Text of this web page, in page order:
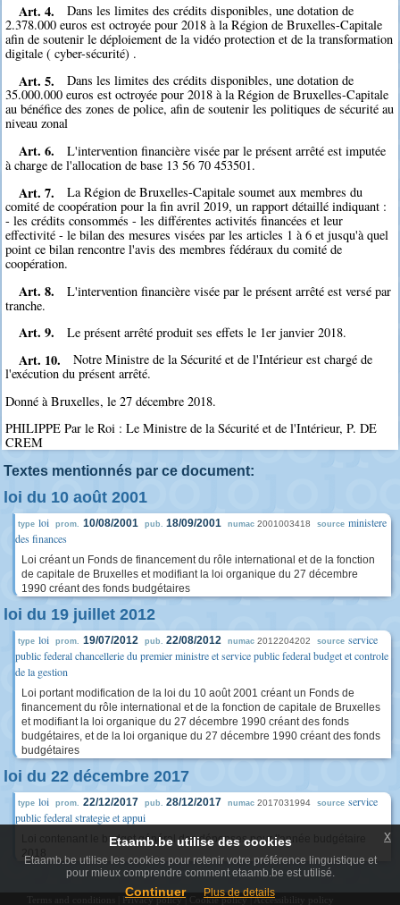
Art. 4.
Dans les limites des crédits disponibles, une dotation de
2.378.000 euros est octroyée pour 2018 à la Région de Bruxelles-Capitale
afin de soutenir le déploiement de la vidéo protection et de la transformation
digitale ( cyber-sécurité) .
Art. 5.
Dans les limites des crédits disponibles, une dotation de
35.000.000 euros est octroyée pour 2018 à la Région de Bruxelles-Capitale
au bénéfice des zones de police, afin de soutenir les politiques de sécurité au
niveau zonal
Art. 6.
L'intervention financière visée par le présent arrêté est imputée
à charge de l'allocation de base 13 56 70 453501.
Art. 7.
La Région de Bruxelles-Capitale soumet aux membres du
comité de coopération pour la fin avril 2019, un rapport détaillé indiquant :
- les crédits consommés - les différentes activités financées et leur
effectivité - le bilan des mesures visées par les articles 1 à 6 et jusqu'à quel
point ce bilan rencontre l'avis des membres fédéraux du comité de
coopération.
Art. 8.
L'intervention financière visée par le présent arrêté est versé par
tranche.
Art. 9. Le présent arrêté produit ses effets le 1er janvier 2018.
Art. 10.
Notre Ministre de la Sécurité et de l'Intérieur est chargé de
l'exécution du présent arrêté.
Donné à Bruxelles, le 27 décembre 2018.
PHILIPPE Par le Roi : Le Ministre de la Sécurité et de l'Intérieur, P. DE
CREM
Textes mentionnés par ce document:
loi du 10 août 2001
type loi prom. 10/08/2001 pub. 18/09/2001 numac 2001003418 source ministere
des finances
Loi créant un Fonds de financement du rôle international et de la fonction
de capitale de Bruxelles et modifiant la loi organique du 27 décembre
1990 créant des fonds budgétaires
loi du 19 juillet 2012
type loi prom. 19/07/2012 pub. 22/08/2012 numac 2012204202 source service
public federal chancellerie du premier ministre et service public federal budget et controle
de la gestion
Loi portant modification de la loi du 10 août 2001 créant un Fonds de
financement du rôle international et de la fonction de capitale de Bruxelles
et modifiant la loi organique du 27 décembre 1990 créant des fonds
budgétaires, et de la loi organique du 27 décembre 1990 créant des fonds
budgétaires
loi du 22 décembre 2017
type loi prom. 22/12/2017 pub. 28/12/2017 numac 2017031994 source service
public federal strategie et appui
Loi contenant le budget général des dépenses pour l'année budgétaire
Privacy policy| Cookie policy|Accessibility policy
Etaamb.be utilise des cookies
Etaamb.be utilise les cookies pour retenir votre préférence linguistique et
pour mieux comprendre comment etaamb.be est utilisé.
Continuer Plus de details
x